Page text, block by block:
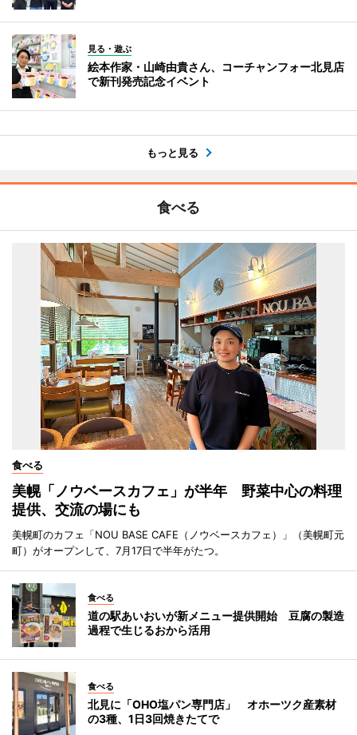
見る・遊ぶ
絵本作家・山崎由貴さん、コーチャンフォー北見店
で新刊発売記念イベント
もっと見る
食べる
食べる
美幌「ノウベースカフェ」が半年 野菜中心の料理
提供、交流の場にも
美幌町のカフェ「NOU BASE CAFE（ノウベースカフェ）」（美幌町元
町）がオープンして、7月17日で半年がたつ。
食べる
道の駅あいおいが新メニュー提供開始 豆腐の製造
過程で生じるおから活用
食べる
北見に「OHO塩パン専門店」 オホーツク産素材
の3種、1日3回焼きたてで